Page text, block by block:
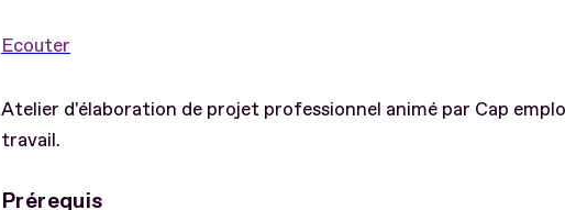
Ecouter
Atelier d'élaboration de projet professionnel animé par Cap
travail.
Prérequis